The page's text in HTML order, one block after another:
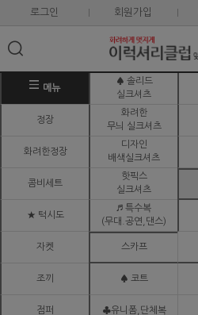
로그인 회원가입
메뉴
♠ 솔리드
실크셔츠
정장
화려한
무늬 실크셔츠
화려한정장
디자인
배색실크셔츠
콤비세트
핫픽스
실크셔츠
★ 턱시도
♬ 특수복
(무대.공연,댄스)
자켓 스카프
조끼 ♠ 코트
점퍼 ♣유니폼,단체복